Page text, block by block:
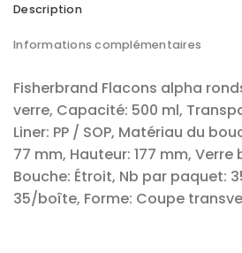
Description
Informations complémentaires
Fisherbrand Flacons alpha
verre, Capacité: 500 ml,
Liner: PP / SOP, Matériau du
77 mm, Hauteur: 177 mm,
Bouche: Étroit, Nb par paquet:
35/boîte, Forme: Coupe